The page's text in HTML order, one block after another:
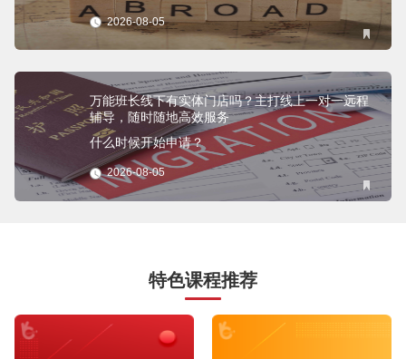
2026-08-05
万能班长线下有实体门店吗？主打线上一对一远程
辅导，随时随地高效服务
什么时候开始申请？
2026-08-05
特色课程推荐